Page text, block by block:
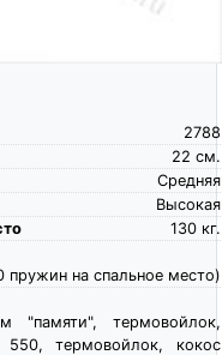
2788
см.
22
Средняя
Высокая
кг.
130
на спальное место)
"памяти", термовойлок,
термовойлок, кокос